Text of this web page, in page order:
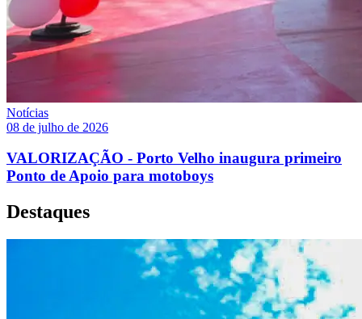
Notícias
08 de julho de 2026
VALORIZAÇÃO - Porto Velho inaugura primeiro
Ponto de Apoio para motoboys
Destaques